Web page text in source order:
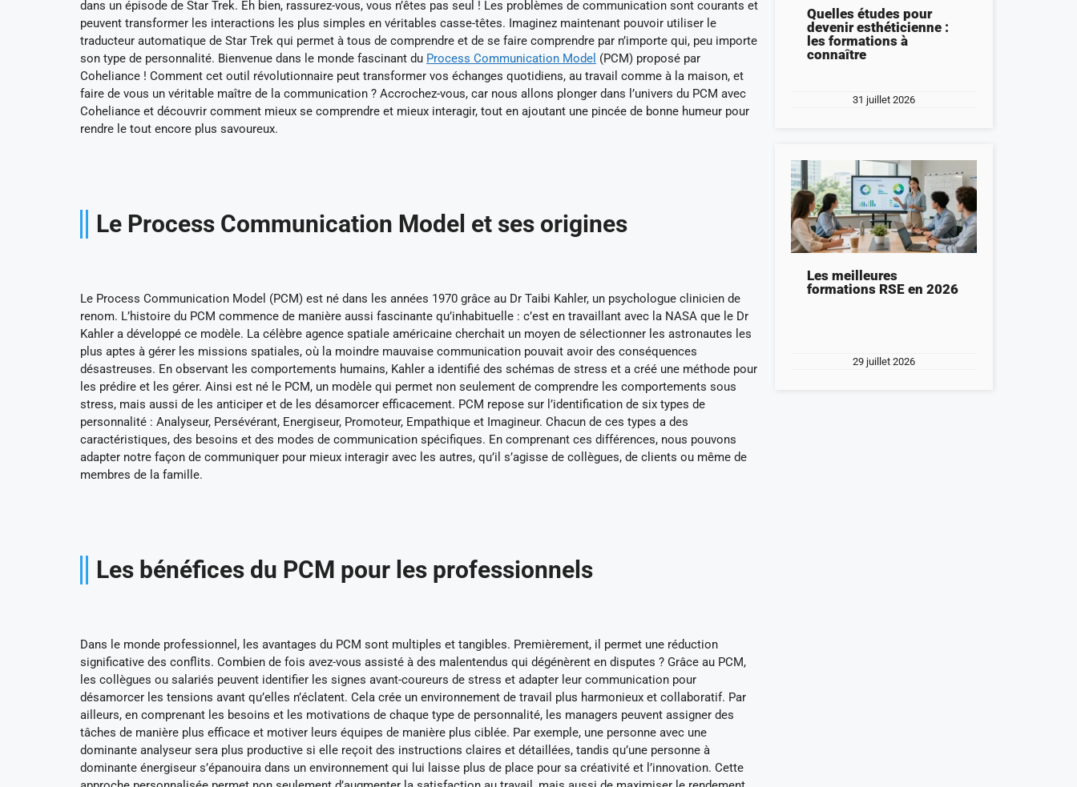
dans un épisode de Star Trek. Eh bien, rassurez-vous, vous n’êtes pas seul ! Les problèmes de communication sont courants et
peuvent transformer les interactions les plus simples en véritables casse-têtes. Imaginez maintenant pouvoir utiliser le
traducteur automatique de Star Trek qui permet à tous de comprendre et de se faire comprendre par n’importe qui, peu importe
son type de personnalité. Bienvenue dans le monde fascinant du Process Communication Model (PCM) proposé par
Coheliance ! Comment cet outil révolutionnaire peut transformer vos échanges quotidiens, au travail comme à la maison, et
faire de vous un véritable maître de la communication ? Accrochez-vous, car nous allons plonger dans l’univers du PCM avec
Coheliance et découvrir comment mieux se comprendre et mieux interagir, tout en ajoutant une pincée de bonne humeur pour
rendre le tout encore plus savoureux.
Le Process Communication Model et ses origines
Le Process Communication Model (PCM) est né dans les années 1970 grâce au Dr Taibi Kahler, un psychologue clinicien de
renom. L’histoire du PCM commence de manière aussi fascinante qu’inhabituelle : c’est en travaillant avec la NASA que le Dr
Kahler a développé ce modèle. La célèbre agence spatiale américaine cherchait un moyen de sélectionner les astronautes les
plus aptes à gérer les missions spatiales, où la moindre mauvaise communication pouvait avoir des conséquences
désastreuses. En observant les comportements humains, Kahler a identifié des schémas de stress et a créé une méthode pour
les prédire et les gérer. Ainsi est né le PCM, un modèle qui permet non seulement de comprendre les comportements sous
stress, mais aussi de les anticiper et de les désamorcer efficacement. PCM repose sur l’identification de six types de
personnalité : Analyseur, Persévérant, Energiseur, Promoteur, Empathique et Imagineur. Chacun de ces types a des
caractéristiques, des besoins et des modes de communication spécifiques. En comprenant ces différences, nous pouvons
adapter notre façon de communiquer pour mieux interagir avec les autres, qu’il s’agisse de collègues, de clients ou même de
membres de la famille.
Les bénéfices du PCM pour les professionnels
Dans le monde professionnel, les avantages du PCM sont multiples et tangibles. Premièrement, il permet une réduction
significative des conflits. Combien de fois avez-vous assisté à des malentendus qui dégénèrent en disputes ? Grâce au PCM,
les collègues ou salariés peuvent identifier les signes avant-coureurs de stress et adapter leur communication pour
désamorcer les tensions avant qu’elles n’éclatent. Cela crée un environnement de travail plus harmonieux et collaboratif. Par
ailleurs, en comprenant les besoins et les motivations de chaque type de personnalité, les managers peuvent assigner des
tâches de manière plus efficace et motiver leurs équipes de manière plus ciblée. Par exemple, une personne avec une
dominante analyseur sera plus productive si elle reçoit des instructions claires et détaillées, tandis qu’une personne à
dominante énergiseur s’épanouira dans un environnement qui lui laisse plus de place pour sa créativité et l’innovation. Cette
Quelles études pour
devenir esthéticienne :
les formations à
connaître
31 juillet 2026
Les meilleures
formations RSE en 2026
29 juillet 2026